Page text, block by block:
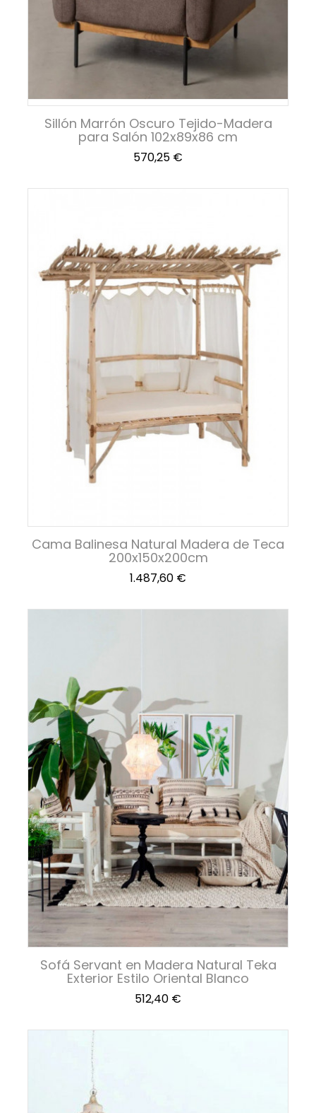
Sillón Marrón Oscuro Tejido-Madera
para Salón 102x89x86 cm
Precio
570,25 €
Cama Balinesa Natural Madera de Teca
200x150x200cm
Precio
1.487,60 €
Sofá Servant en Madera Natural Teka
Exterior Estilo Oriental Blanco
Precio
512,40 €